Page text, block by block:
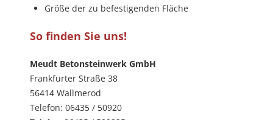
Größe der zu befestigenden Fläche
So finden Sie uns!
Meudt Betonsteinwerk GmbH
Frankfurter Straße 38
56414 Wallmerod
Telefon: 06435 / 50920